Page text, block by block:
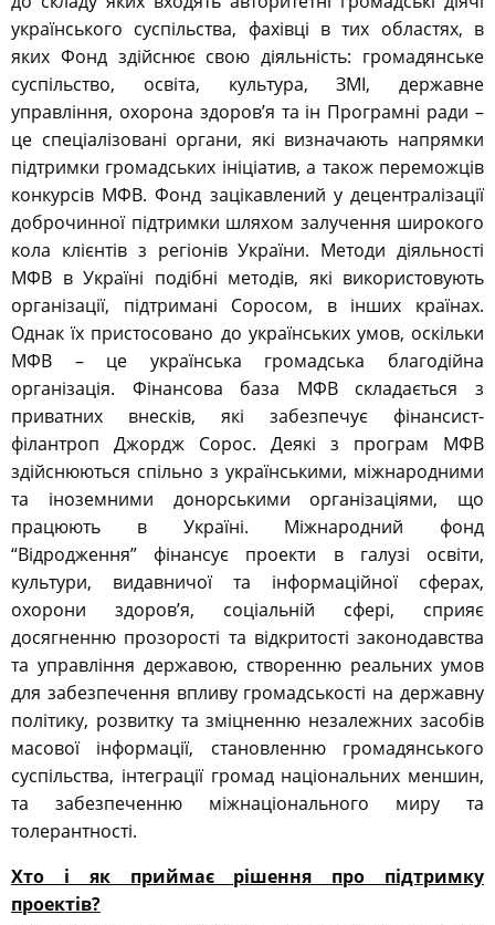
українського суспільства, фахівці в тих областях, в
яких Фонд здійснює свою діяльність: громадянське
суспільство, освіта, культура, ЗМІ, державне
управління, охорона здоров’я та ін Програмні ради –
це спеціалізовані органи, які визначають напрямки
підтримки громадських ініціатив, а також переможців
конкурсів МФВ. Фонд зацікавлений у децентралізації
доброчинної підтримки шляхом залучення широкого
кола клієнтів з регіонів України. Методи діяльності
МФВ в Україні подібні методів, які використовують
організації, підтримані Соросом, в інших країнах.
Однак їх пристосовано до українських умов, оскільки
МФВ – це українська громадська благодійна
організація. Фінансова база МФВ складається з
приватних внесків, які забезпечує фінансист-
філантроп Джордж Сорос. Деякі з програм МФВ
здійснюються спільно з українськими, міжнародними
та іноземними донорськими організаціями, що
працюють в Україні. Міжнародний фонд
“Відродження” фінансує проекти в галузі освіти,
культури, видавничої та інформаційної сферах,
охорони здоров’я, соціальній сфері, сприяє
досягненню прозорості та відкритості законодавства
та управління державою, створенню реальних умов
для забезпечення впливу громадськості на державну
політику, розвитку та зміцненню незалежних засобів
масової інформації, становленню громадянського
суспільства, інтеграції громад національних меншин,
та забезпеченню міжнаціонального миру та
толерантності.
Хто і як приймає рішення про підтримку
проектів?